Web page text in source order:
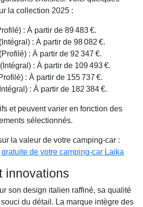
la collection 2025 :
: À partir de 89 483 €.
(Intégral) : À partir de 98 082 €.
(Profilé) : À partir de 92 347 €.
(Intégral) : À partir de 109 493 €.
: À partir de 155 737 €.
: À partir de 182 384 €.
et peuvent varier en fonction des
sélectionnés.
la valeur de votre camping-car :
de votre camping-car Laika
innovations
son design italien raffiné, sa qualité
du détail. La marque intègre des